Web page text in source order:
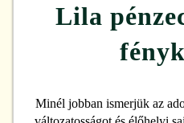
Lila
Minél jobban ismerjük az